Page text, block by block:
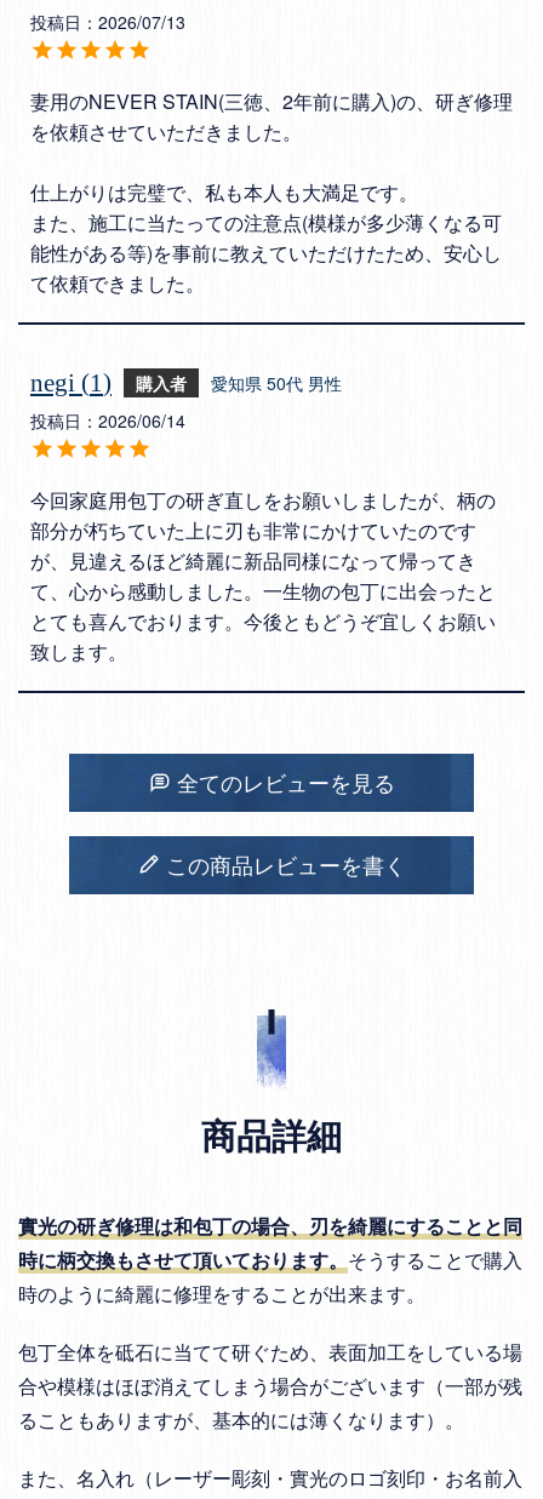
投稿日
2026/07/13
妻用のNEVER STAIN(三徳、2年前に購入)の、研ぎ修理
を依頼させていただきました。
仕上がりは完璧で、私も本人も大満足です。
また、施工に当たっての注意点(模様が多少薄くなる可
能性がある等)を事前に教えていただけたため、安心し
て依頼できました。
negi 1 購入者 愛知県 50代 男性
投稿日
2026/06/14
今回家庭用包丁の研ぎ直しをお願いしましたが、柄の
部分が朽ちていた上に刃も非常にかけていたのです
が、見違えるほど綺麗に新品同様になって帰ってき
て、心から感動しました。一生物の包丁に出会ったと
とても喜んでおります。今後ともどうぞ宜しくお願い
致します。
全てのレビューを見る
この商品レビューを書く
商品詳細
實光の研ぎ修理は和包丁の場合、刃を綺麗にすることと同
時に柄交換もさせて頂いております。 そうすることで購入
時のように綺麗に修理をすることが出来ます。
包丁全体を砥石に当てて研ぐため、表面加工をしている場
合や模様はほぼ消えてしまう場合がございます（一部が残
ることもありますが、基本的には薄くなります）。
また、名入れ（レーザー彫刻・實光のロゴ刻印・お名前入